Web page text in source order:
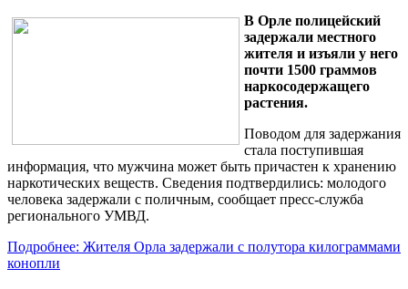
В Орле полицейский
задержали местного
жителя и изъяли у него
почти 1500 граммов
наркосодержащего
растения.
Поводом для задержания
стала поступившая
информация, что мужчина может быть причастен к хранению
наркотических веществ. Сведения подтвердились: молодого
человека задержали с поличным, сообщает пресс-служба
регионального УМВД.
Подробнее: Жителя Орла задержали с полутора килограммами
конопли